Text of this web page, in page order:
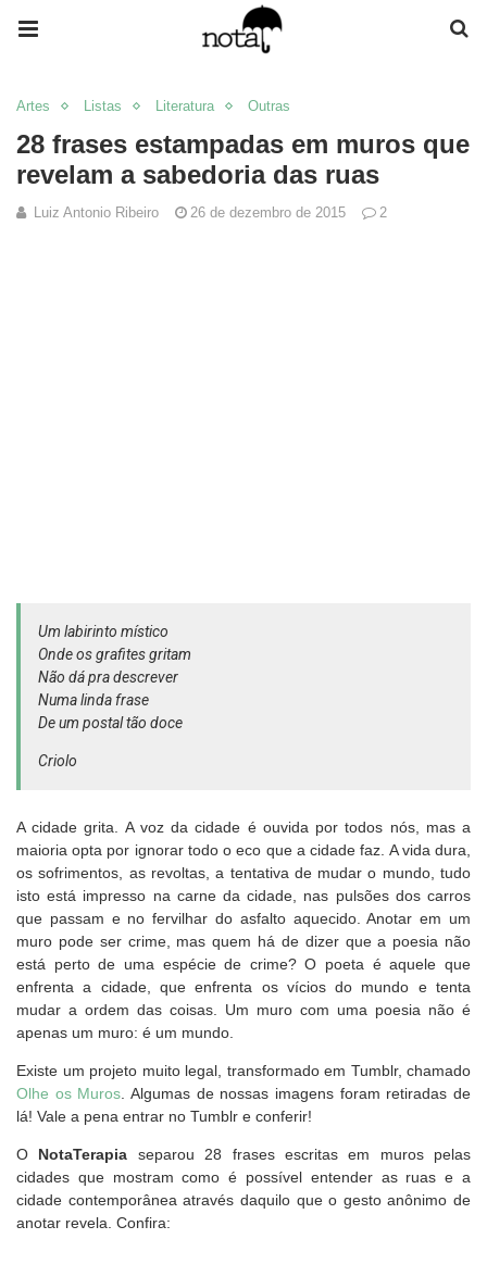
Artes Listas Literatura Outras
28 frases estampadas em muros que
revelam a sabedoria das ruas
Luiz Antonio Ribeiro 26 de dezembro de 2015 2
Um labirinto místico
Onde os grafites gritam
Não dá pra descrever
Numa linda frase
De um postal tão doce
Criolo
A cidade grita. A voz da cidade é ouvida por todos nós, mas a
maioria opta por ignorar todo o eco que a cidade faz. A vida dura,
os sofrimentos, as revoltas, a tentativa de mudar o mundo, tudo
isto está impresso na carne da cidade, nas pulsões dos carros
que passam e no fervilhar do asfalto aquecido. Anotar em um
muro pode ser crime, mas quem há de dizer que a poesia não
está perto de uma espécie de crime? O poeta é aquele que
enfrenta a cidade, que enfrenta os vícios do mundo e tenta
mudar a ordem das coisas. Um muro com uma poesia não é
apenas um muro: é um mundo.
Existe um projeto muito legal, transformado em Tumblr, chamado
Olhe os Muros . Algumas de nossas imagens foram retiradas de
lá! Vale a pena entrar no Tumblr e conferir!
O NotaTerapia separou 28 frases escritas em muros pelas
cidades que mostram como é possível entender as ruas e a
cidade contemporânea através daquilo que o gesto anônimo de
anotar revela. Confira: